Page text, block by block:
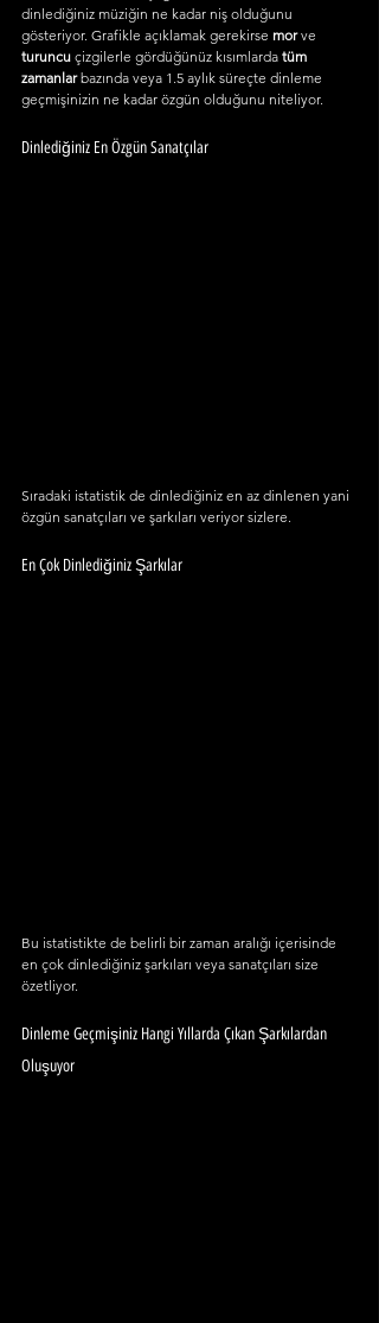
dinlediğiniz müziğin ne kadar niş olduğunu
gösteriyor. Grafikle açıklamak gerekirse mor ve
turuncu çizgilerle gördüğünüz kısımlarda tüm
zamanlar bazında veya 1.5 aylık süreçte dinleme
geçmişinizin ne kadar özgün olduğunu niteliyor.
Dinlediğiniz En Özgün Sanatçılar
Sıradaki istatistik de dinlediğiniz en az dinlenen yani
özgün sanatçıları ve şarkıları veriyor sizlere.
En Çok Dinlediğiniz Şarkılar
Bu istatistikte de belirli bir zaman aralığı içerisinde
en çok dinlediğiniz şarkıları veya sanatçıları size
özetliyor.
Dinleme Geçmişiniz Hangi Yıllarda Çıkan Şarkılardan
Oluşuyor